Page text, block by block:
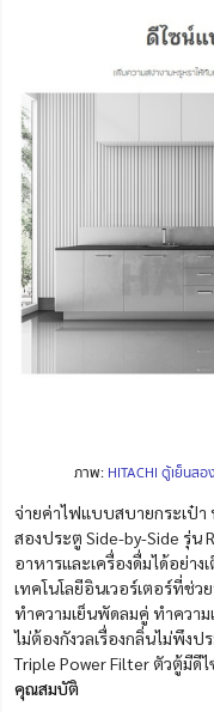
ภาพ: HITACHI ตู้เย็นส
จ่ายค่าไฟแบบสบายกระเป๋า
สองประตู Side-by-Side รุ่น
อาหารและเครื่องดื่มได้อย่าง
เทคโนโลยีอินเวอร์เตอร์ที่ช่
ทำความเย็นพัดลมคู่ ทำควา
ไม่ต้องกังวลเรื่องกลิ่นไม่พึงป
Triple Power Filter ตัวตู้มีดี
คุณสมบัติ